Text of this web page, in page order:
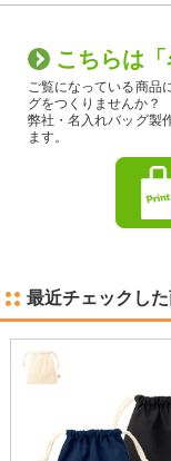
こちらは
ご覧になっている商品
グをつくりませんか？
弊社・名入れバッグ製
ます。
最近チェックし